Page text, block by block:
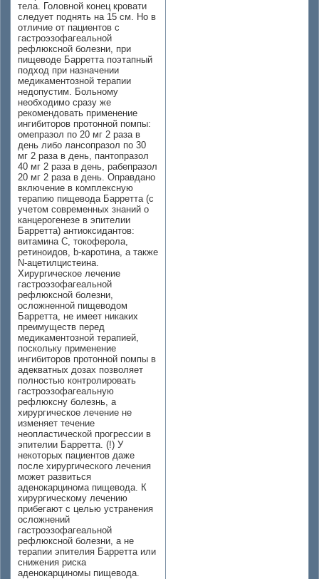
тела. Головной конец кровати
следует поднять на 15 см. Но в
отличие от пациентов с
гастроэзофагеальной
рефлюксной болезни, при
пищеводе Барретта поэтапный
подход при назначении
медикаментозной терапии
недопустим. Больному
необходимо сразу же
рекомендовать применение
ингибиторов протонной помпы:
омепразол по 20 мг 2 раза в
день либо лансопразол по 30
мг 2 раза в день, пантопразол
40 мг 2 раза в день, рабепразол
20 мг 2 раза в день. Оправдано
включение в комплексную
терапию пищевода Барретта (с
учетом современных знаний о
канцерогенезе в эпителии
Барретта) антиоксидантов:
витамина С, токоферола,
ретиноидов, b-каротина, а также
N-ацетилцистеина.
Хирургическое лечение
гастроэзофагеальной
рефлюксной болезни,
осложненной пищеводом
Барретта, не имеет никаких
преимуществ перед
медикаментозной терапией,
поскольку применение
ингибиторов протонной помпы в
адекватных дозах позволяет
полностью контролировать
гастроэзофагеальную
рефлюксну болезнь, а
хирургическое лечение не
изменяет течение
неопластической прогрессии в
эпителии Барретта. (!) У
некоторых пациентов даже
после хирургического лечения
может развиться
аденокарцинома пищевода. К
хирургическому лечению
прибегают с целью устранения
осложнений
гастроэзофагеальной
рефлюксной болезни, а не
терапии эпителия Барретта или
снижения риска
аденокарциномы пищевода.